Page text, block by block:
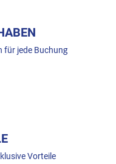
für jede Buchung
Vorteile